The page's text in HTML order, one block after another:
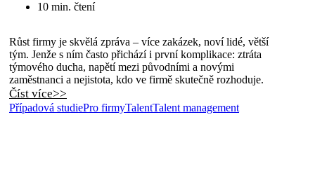
10 min. čtení
Růst firmy je skvělá zpráva – více zakázek, noví lidé, větší
tým. Jenže s ním často přichází i první komplikace: ztráta
týmového ducha, napětí mezi původními a novými
zaměstnanci a nejistota, kdo ve firmě skutečně rozhoduje.
Číst více>>
Případová studiePro firmyTalentTalent management